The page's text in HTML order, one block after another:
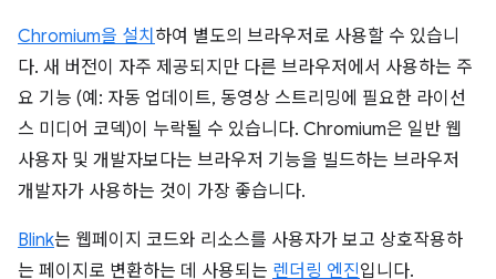
Chromium을 설치 하여 별도의 브라우저로 사용할 수 있습니
다. 새 버전이 자주 제공되지만 다른 브라우저에서 사용하는 주
요 기능 (예: 자동 업데이트, 동영상 스트리밍에 필요한 라이선
스 미디어 코덱)이 누락될 수 있습니다. Chromium은 일반 웹
사용자 및 개발자보다는 브라우저 기능을 빌드하는 브라우저
개발자가 사용하는 것이 가장 좋습니다.
Blink는 웹페이지 코드와 리소스를 사용자가 보고 상호작용하
는 페이지로 변환하는 데 사용되는 렌더링 엔진입니다.